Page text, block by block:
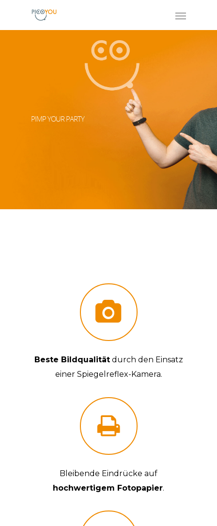
PIMP YOUR PARTY
Beste Bildqualitätdurch den Einsatz
einer Spiegelreflex-Kamera.
Bleibende Eindrücke auf
hochwertigem Fotopapier.